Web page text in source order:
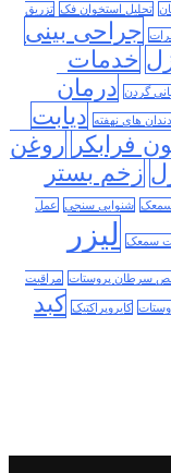
تحلیل استخوان فک تزریق
جراحی بینی
خدمات
گردن درمان
دندان های نهفته دیابت
فرابکر روغن
زخم بستر
شنوایی سنجی عمل
سمعک
لیزر
سرطان پروستات مراقبت
کایروپراکتیک کبد